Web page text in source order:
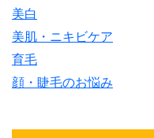
美白
美肌・ニキビケア
育毛
顔・睫毛のお悩み